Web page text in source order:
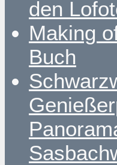
den
Making
Buch